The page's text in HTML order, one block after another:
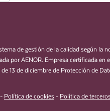
de gestión de la calidad según la
por AENOR. Empresa certificada en
13 de diciembre de Protección de
- Política de cookies - Política de terceros